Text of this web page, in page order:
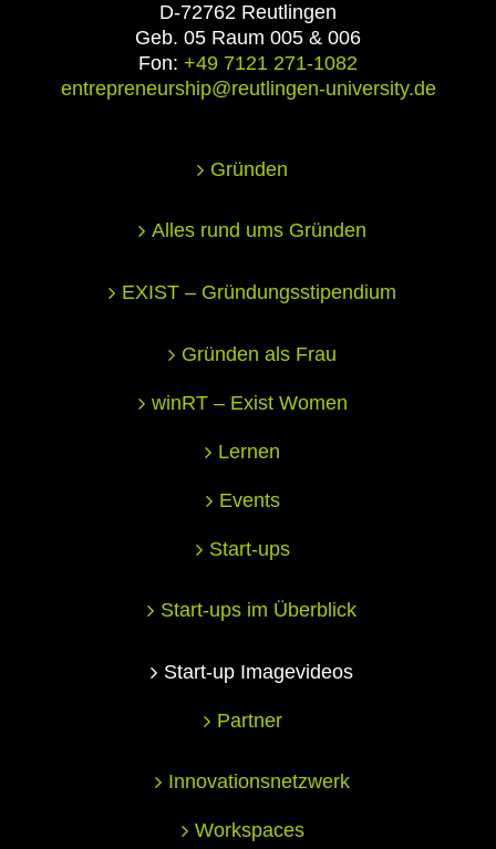
D-72762 Reutlingen
Geb. 05 Raum 005 & 006
Fon: +49 7121 271-1082
entrepreneurship@reutlingen-university.de
Gründen
Alles rund ums Gründen
EXIST – Gründungsstipendium
Gründen als Frau
winRT – Exist Women
Lernen
Events
Start-ups
Start-ups im Überblick
Start-up Imagevideos
Partner
Innovationsnetzwerk
Workspaces